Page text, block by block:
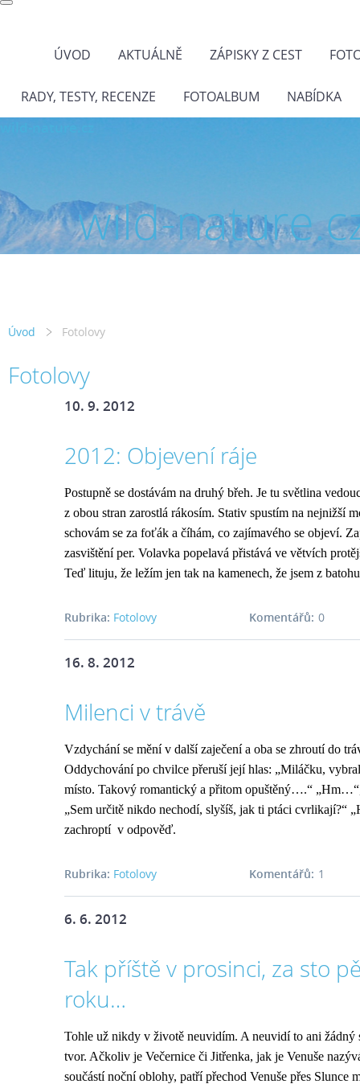
ÚVOD AKTUÁLNĚ ZÁPISKY Z CEST
RADY, TESTY, RECENZE FOTOALBUM NABÍDKA
wild-
Úvod Fotolovy
Fotolovy
10. 9. 2012
2012: Objevení ráje
Postupně se dostávám na druhý břeh. Je tu světlina
z obou stran zarostlá rákosím. Stativ spustím na nejnižší
schovám se za foťák a číhám, co zajímavého se objeví.
zasvištění per. Volavka popelavá přistává ve větvích
Teď lituju, že ležím jen tak na kamenech, že jsem z
Rubrika: Fotolovy 0
Komentářů:
16. 8. 2012
Milenci v trávě
Vzdychání se mění v další zaječení a oba se zhroutí do
Oddychování po chvilce přeruší její hlas: „Miláčku,
místo. Takový romantický a přitom opuštěný….“
„Sem určitě nikdo nechodí, slyšíš, jak ti ptáci cvrlikají?“
zachroptí v odpověď.
Rubrika: Fotolovy 1
Komentářů:
6. 6. 2012
Tak příště v prosinci, za sto
roku…
Tohle už nikdy v životě neuvidím. A neuvidí to ani žádný
tvor. Ačkoliv je Večernice či Jitřenka, jak je Venuše
součástí noční oblohy, patří přechod Venuše přes Slunce